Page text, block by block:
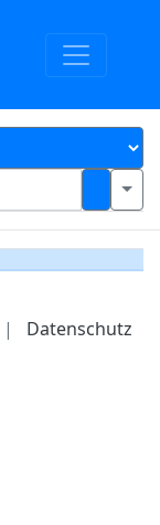
| Datenschutz